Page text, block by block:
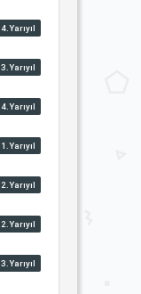
4.Yarıyıl
3.Yarıyıl
4.Yarıyıl
1.Yarıyıl
2.Yarıyıl
2.Yarıyıl
3.Yarıyıl